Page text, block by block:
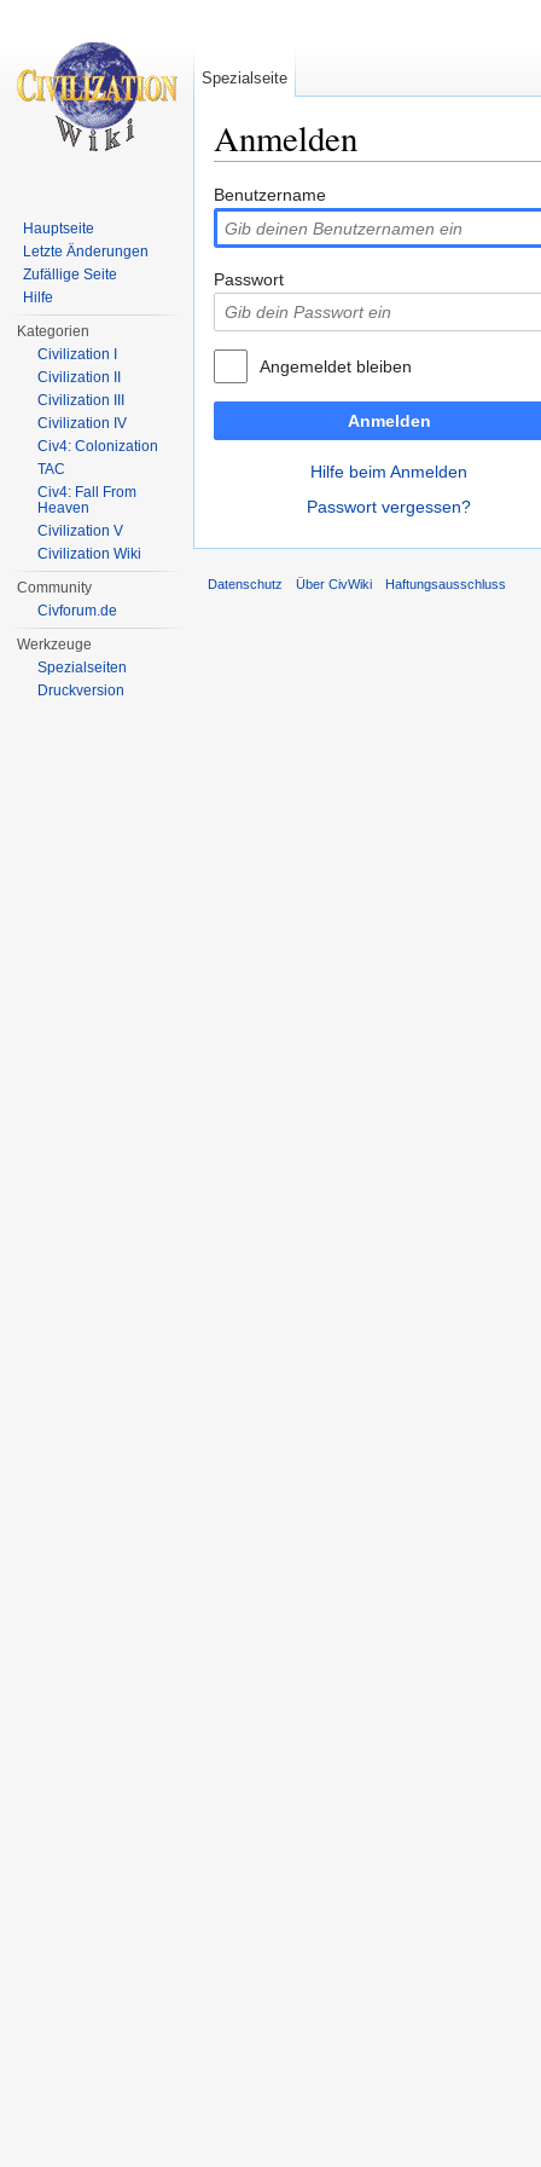
Anmelden
Benutzername
Passwort
Angemeldet bleiben
Anmelden
Hilfe beim Anmelden
Passwort vergessen?
Spezialseite
Hauptseite
Letzte Änderungen
Zufällige Seite
Hilfe
Kategorien
Civilization I
Civilization II
Civilization III
Civilization IV
Civ4: Colonization
TAC
Civ4: Fall From
Heaven
Civilization V
Civilization Wiki
Community
Civforum.de
Werkzeuge
Spezialseiten
Druckversion
Datenschutz Über CivWiki Haftungsausschluss